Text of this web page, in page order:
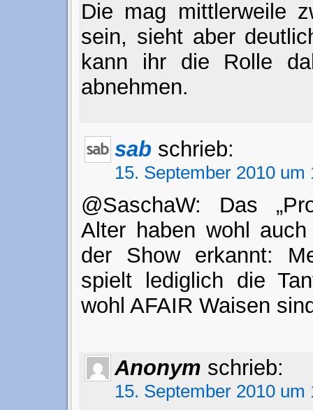
Die mag mittlerweile
sein, sieht aber
kann ihr die Rolle
abnehmen.
sab schrieb:
15. September 2010 um
@SaschaW: Das
Alter haben wohl
der Show erkannt:
spielt lediglich die
wohl AFAIR Waisen
Anonym schrieb:
15. September 2010 um